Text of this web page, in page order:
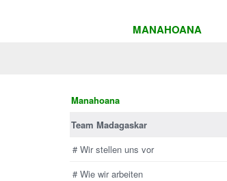
MANAHOANA
Manahoana
Team Madagaskar
# Wir stellen uns vor
# Wie wir arbeiten